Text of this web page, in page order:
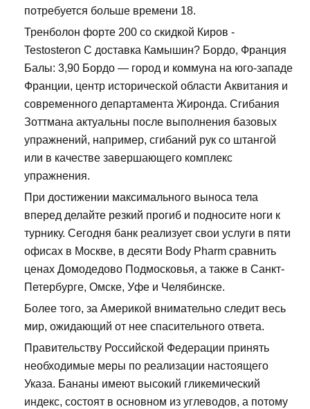
потребуется больше времени 18.
Тренболон форте 200 со скидкой Киров -
Testosteron C доставка Камышин? Бордо, Франция
Балы: 3,90 Бордо — город и коммуна на юго-западе
Франции, центр исторической области Аквитания и
современного департамента Жиронда. Сгибания
Зоттмана актуальны после выполнения базовых
упражнений, например, сгибаний рук со штангой
или в качестве завершающего комплекс
упражнения.
При достижении максимального выноса тела
вперед делайте резкий прогиб и подносите ноги к
турнику. Сегодня банк реализует свои услуги в пяти
офисах в Москве, в десяти Body Pharm сравнить
ценах Домодедово Подмосковья, а также в Санкт-
Петербурге, Омске, Уфе и Челябинске.
Более того, за Америкой внимательно следит весь
мир, ожидающий от нее спасительного ответа.
Правительству Российской Федерации принять
необходимые меры по реализации настоящего
Указа. Бананы имеют высокий гликемический
индекс, состоят в основном из углеводов, а потому